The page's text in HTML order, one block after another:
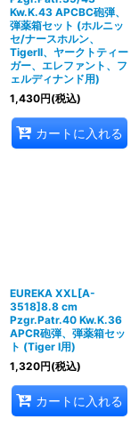
Kw.K.43 APCBC砲弾、
弾薬箱セット (ホルニッ
セ/ナースホルン、
TigerII、ヤークトティー
ガー、エレファント、フ
ェルディナンド用)
1,430円(税込)
カートに入れる
EUREKA XXL[A-
3518]8.8 cm
Pzgr.Patr.40 Kw.K.36
APCR砲弾、弾薬箱セッ
ト (Tiger I用)
1,320円(税込)
カートに入れる